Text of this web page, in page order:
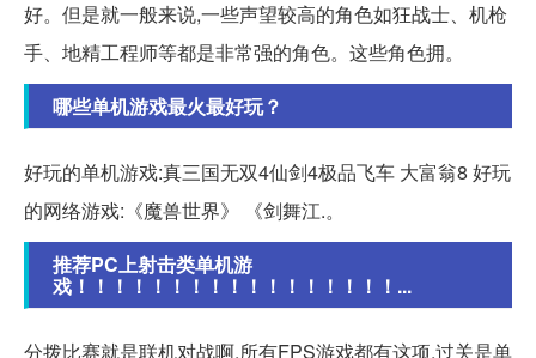
好。但是就一般来说,一些声望较高的角色如狂战士、机枪
手、地精工程师等都是非常强的角色。这些角色拥。
哪些单机游戏最火最好玩？
好玩的单机游戏:真三国无双4仙剑4极品飞车 大富翁8 好玩
的网络游戏:《魔兽世界》 《剑舞江.。
推荐PC上射击类单机游
戏！！！！！！！！！！！！！！！！！...
分拨比赛就是联机对战啊,所有FPS游戏都有这项,过关是单